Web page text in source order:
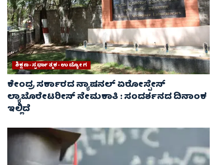
ಶಿಕ್ಷಣ-ಸ್ಪರ್ಧಾತ್ಮಕ-ಉದ್ಯೋಗ
ಕೇಂದ್ರ ಸರ್ಕಾರದ ನ್ಯಾಷನಲ್ ಏರೋಸ್ಪೇಸ್
ಲ್ಯಾಬೊರೇಟರೀಸ್ ನೇಮಕಾತಿ : ಸಂದರ್ಶನದ ದಿನಾಂಕ
ಇಲ್ಲಿದೆ